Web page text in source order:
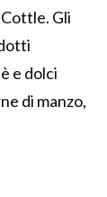
Gli
e dolci
di manzo,